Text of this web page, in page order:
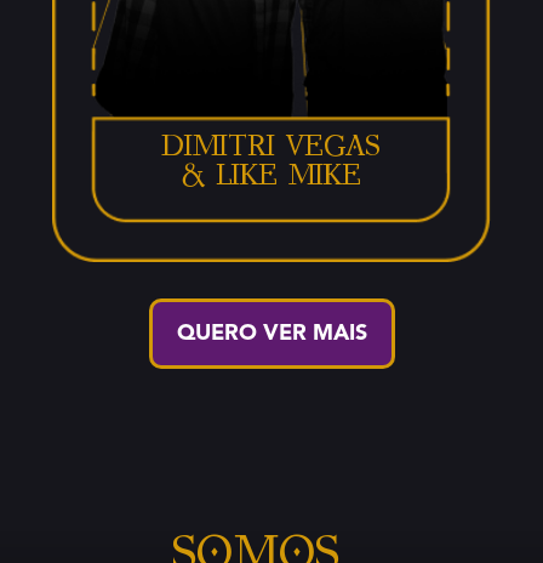
Dimitri vegas
& like mike
QUERO VER MAIS